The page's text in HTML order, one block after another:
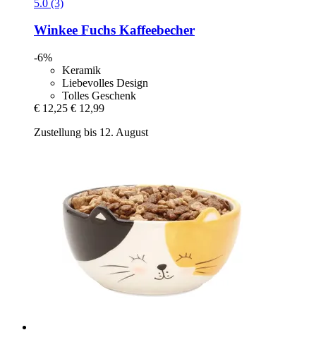
5.0 (3)
Winkee Fuchs Kaffeebecher
-6%
Keramik
Liebevolles Design
Tolles Geschenk
€ 12,25 € 12,99
Zustellung bis 12. August